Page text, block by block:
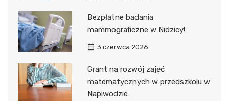
Bezpłatne badania
mammograficzne w Nidzicy!
3 czerwca 2026
Grant na rozwój zajęć
matematycznych w przedszkolu w
Napiwodzie